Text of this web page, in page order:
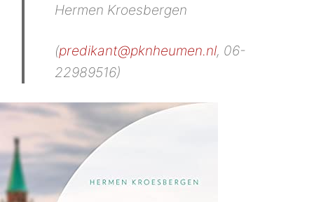
Hermen Kroesbergen
(predikant@pknheumen.nl, 06-
22989516)